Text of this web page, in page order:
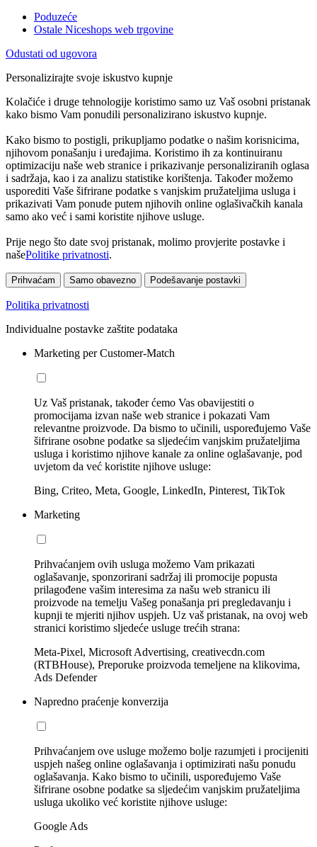
Poduzeće
Ostale Niceshops web trgovine
Odustati od ugovora
Personalizirajte svoje iskustvo kupnje
Kolačiće i druge tehnologije koristimo samo uz Vaš osobni pristanak
kako bismo Vam ponudili personalizirano iskustvo kupnje.
Kako bismo to postigli, prikupljamo podatke o našim korisnicima,
njihovom ponašanju i uređajima. Koristimo ih za kontinuiranu
optimizaciju naše web stranice i prikazivanje personaliziranih oglasa
i sadržaja, kao i za analizu statistike korištenja. Također možemo
usporediti Vaše šifrirane podatke s vanjskim pružateljima usluga i
prikazivati Vam ponude putem njihovih online oglašivačkih kanala
samo ako već i sami koristite njihove usluge.
Prije nego što date svoj pristanak, molimo provjerite postavke i
našePolitike privatnosti.
Prihvaćam Samo obavezno Podešavanje postavki
Politika privatnosti
Individualne postavke zaštite podataka
Marketing per Customer-Match
Uz Vaš pristanak, također ćemo Vas obavijestiti o
promocijama izvan naše web stranice i pokazati Vam
relevantne proizvode. Da bismo to učinili, uspoređujemo Vaše
šifrirane osobne podatke sa sljedećim vanjskim pružateljima
usluga i koristimo njihove kanale za online oglašavanje, pod
uvjetom da već koristite njihove usluge:
Bing, Criteo, Meta, Google, LinkedIn, Pinterest, TikTok
Marketing
Prihvaćanjem ovih usluga možemo Vam prikazati
oglašavanje, sponzorirani sadržaj ili promocije popusta
prilagođene vašim interesima za našu web stranicu ili
proizvode na temelju Vašeg ponašanja pri pregledavanju i
kupnji te mjeriti njihov uspjeh. Uz vaš pristanak, na ovoj web
stranici koristimo sljedeće usluge trećih strana:
Meta-Pixel, Microsoft Advertising, creativecdn.com
(RTBHouse), Preporuke proizvoda temeljene na klikovima,
Ads Defender
Napredno praćenje konverzija
Prihvaćanjem ove usluge možemo bolje razumjeti i procijeniti
uspjeh našeg online oglašavanja i optimizirati našu ponudu
oglašavanja. Kako bismo to učinili, uspoređujemo Vaše
šifrirane osobne podatke sa sljedećim vanjskim pružateljima
usluga ukoliko već koristite njihove usluge:
Google Ads